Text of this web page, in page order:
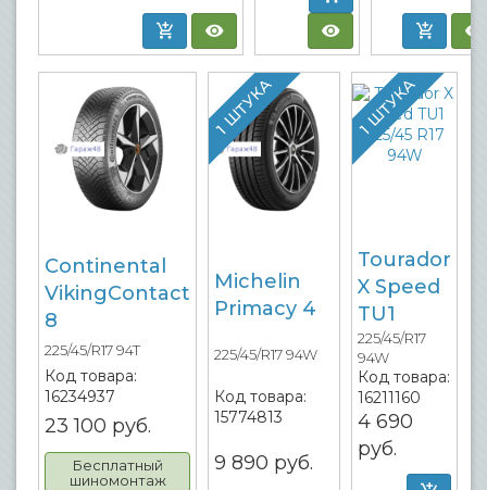
Continental
VikingContact
8
225/45/R17 94T
Код товара:
16234937
23 100 руб.
Бесплатный
шиномонтаж
1 ШТУКА
Michelin
Primacy 4
225/45/R17 94W
Код товара:
15774813
9 890 руб.
1 ШТУКА
Tourador
X Speed
TU1
225/45/R17
94W
Код товара:
16211160
4 690
руб.